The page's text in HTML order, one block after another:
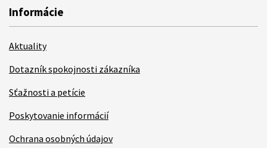
Informácie
Aktuality
Dotazník spokojnosti zákazníka
Sťažnosti a petície
Poskytovanie informácií
Ochrana osobných údajov